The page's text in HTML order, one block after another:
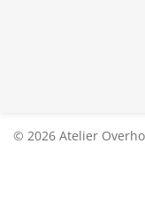
© 2026 Atelier